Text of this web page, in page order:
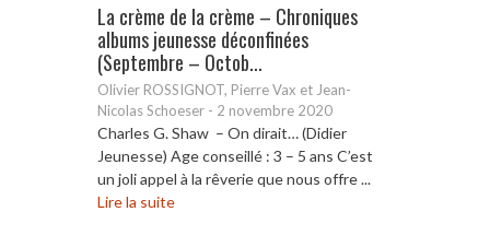
La crème de la crème – Chroniques
albums jeunesse déconfinées
(Septembre – Octob...
Olivier ROSSIGNOT, Pierre Vax et Jean-
Nicolas Schoeser - 2 novembre 2020
Charles G. Shaw – On dirait… (Didier
Jeunesse) Age conseillé : 3 – 5 ans C’est
un joli appel à la rêverie que nous offre ...
Lire la suite